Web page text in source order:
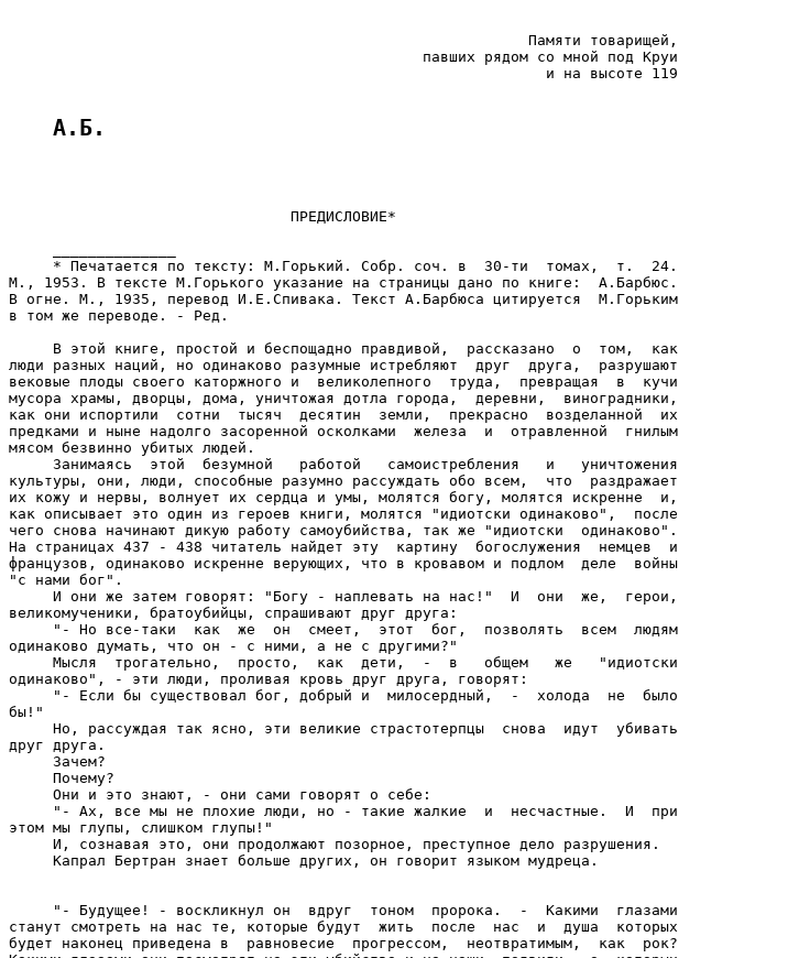
                                                           Памяти товарищей,
                                               павших рядом со мной под Круи
                                                             и на высоте 119
А.Б.